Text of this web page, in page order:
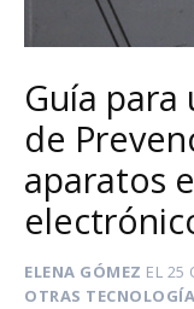
Guía para
de
aparatos
ELENA GÓMEZ EL 25
OTRAS